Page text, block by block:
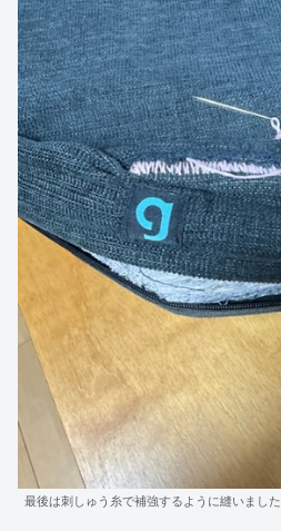
最後は刺しゅう糸で補強するように縫いました